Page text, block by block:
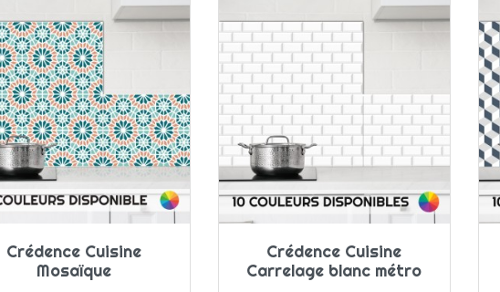
Crédence Cuisine
Mosaïque
Crédence Cuisine
Carrelage blanc métro